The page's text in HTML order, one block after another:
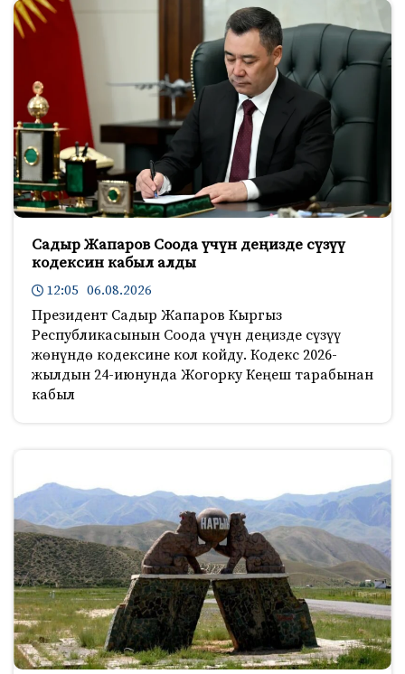
Садыр Жапаров Соода үчүн деңизде сүзүү
кодексин кабыл алды
12:05 06.08.2026
Президент Садыр Жапаров Кыргыз
Республикасынын Соода үчүн деңизде сүзүү
жөнүндө кодексине кол койду. Кодекс 2026-
жылдын 24-июнунда Жогорку Кеңеш тарабынан
кабыл